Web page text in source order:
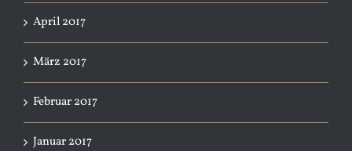
April 2017
März 2017
Februar 2017
Januar 2017